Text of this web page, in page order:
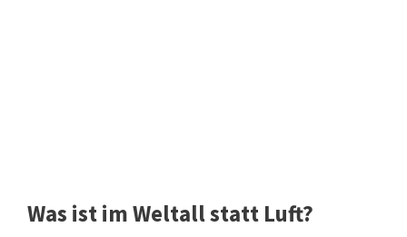
Was ist im Weltall statt Luft?